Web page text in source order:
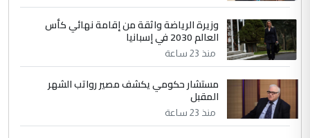
وزيرة الرياضة واثقة من إقامة نهائي كأس
العالم 2030 في إسبانيا
منذ 23 ساعة
مستشار حكومي يكشف مصير رواتب الشهر
المقبل
منذ 23 ساعة